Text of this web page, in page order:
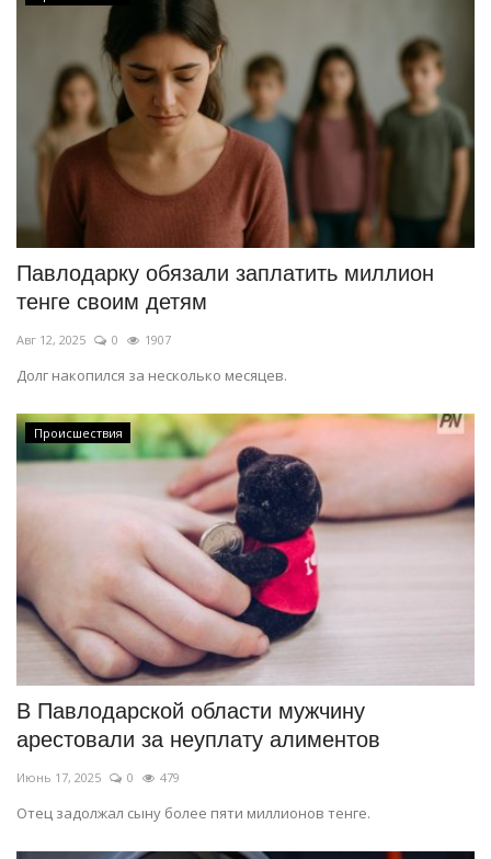
Павлодарку обязали заплатить миллион
тенге своим детям
Авг 12, 2025 0 1907
Долг накопился за несколько месяцев.
Происшествия
В Павлодарской области мужчину
арестовали за неуплату алиментов
Июнь 17, 2025 0 479
Отец задолжал сыну более пяти миллионов тенге.